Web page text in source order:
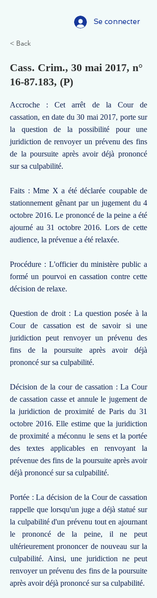
Se connecter
< Back
Cass. Crim., 30 mai 2017, n°
16-87.183, (P)
Accroche : Cet arrêt de la Cour de
cassation, en date du 30 mai 2017, porte sur
la question de la possibilité pour une
juridiction de renvoyer un prévenu des fins
de la poursuite après avoir déjà prononcé
sur sa culpabilité.
Faits : Mme X a été déclarée coupable de
stationnement gênant par un jugement du 4
octobre 2016. Le prononcé de la peine a été
ajourné au 31 octobre 2016. Lors de cette
audience, la prévenue a été relaxée.
Procédure : L'officier du ministère public a
formé un pourvoi en cassation contre cette
décision de relaxe.
Question de droit : La question posée à la
Cour de cassation est de savoir si une
juridiction peut renvoyer un prévenu des
fins de la poursuite après avoir déjà
prononcé sur sa culpabilité.
Décision de la cour de cassation : La Cour
de cassation casse et annule le jugement de
la juridiction de proximité de Paris du 31
octobre 2016. Elle estime que la juridiction
de proximité a méconnu le sens et la portée
des textes applicables en renvoyant la
prévenue des fins de la poursuite après avoir
déjà prononcé sur sa culpabilité.
Portée : La décision de la Cour de cassation
rappelle que lorsqu'un juge a déjà statué sur
la culpabilité d'un prévenu tout en ajournant
le prononcé de la peine, il ne peut
ultérieurement prononcer de nouveau sur la
culpabilité. Ainsi, une juridiction ne peut
renvoyer un prévenu des fins de la poursuite
après avoir déjà prononcé sur sa culpabilité.